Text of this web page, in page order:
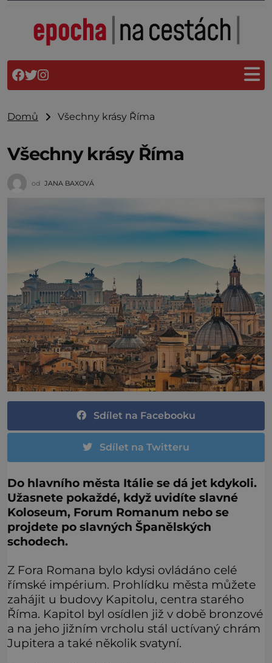
Domů Všechny krásy Říma
Všechny krásy Říma
od JANA BAXOVÁ
Sdílet na Facebooku
Sdílet na Twitteru
Do hlavního města Itálie se dá jet kdykoli.
Užasnete pokaždé, když uvidíte slavné
Koloseum, Forum Romanum nebo se
projdete po slavných Španělských
schodech.
Z Fora Romana bylo kdysi ovládáno celé
římské impérium. Prohlídku města můžete
zahájit u budovy Kapitolu, centra starého
Říma. Kapitol byl osídlen již v době bronzové
a na jeho jižním vrcholu stál uctívaný chrám
Jupitera a také několik svatyní.